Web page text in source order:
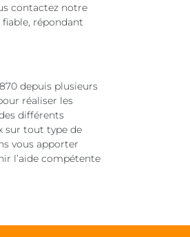
contactez notre
répondant
depuis plusieurs
réaliser les
différents
sur tout type de
vous apporter
l’aide compétente